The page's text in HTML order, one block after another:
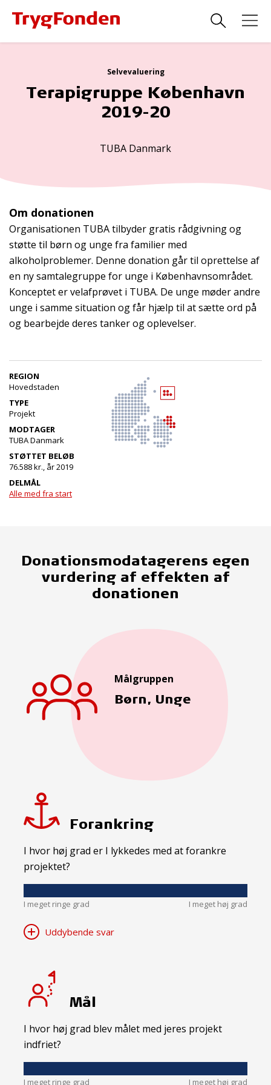
Selvevaluering
Terapigruppe København
2019-20
TUBA Danmark
Om donationen
Organisationen TUBA tilbyder gratis rådgivning og
støtte til børn og unge fra familier med
alkoholproblemer. Denne donation går til oprettelse af
en ny samtalegruppe for unge i Københavnsområdet.
Konceptet er velafprøvet i TUBA. De unge møder andre
unge i samme situation og får hjælp til at sætte ord på
og bearbejde deres tanker og oplevelser.
REGION
Hovedstaden
TYPE
Projekt
MODTAGER
TUBA Danmark
STØTTET BELØB
76.588 kr., år 2019
DELMÅL
Alle med fra start
Donationsmodatagerens egen
vurdering af effekten af
donationen
Målgruppen
Børn, Unge
Forankring
I hvor høj grad er I lykkedes med at forankre
projektet?
I meget ringe grad I meget høj grad
Uddybende svar
Mål
I hvor høj grad blev målet med jeres projekt
indfriet?
I meget ringe grad I meget høj grad